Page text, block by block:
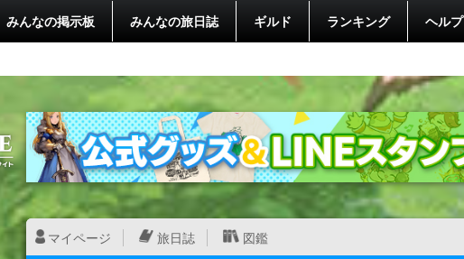
みんなの掲示板 みんなの旅日誌 ギルド ランキング ヘルプ
マイページ 旅日誌 図鑑